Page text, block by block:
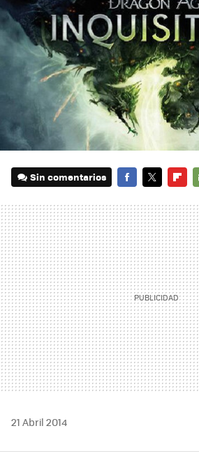
Sin comentarios
21 Abril 2014